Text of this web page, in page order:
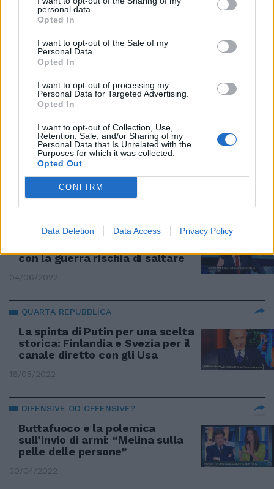
personal data.
Opted In
I want to opt-out of the Sale of my
Personal Data.
Opted In
I want to opt-out of processing my
Personal Data for Targeted Advertising.
Opted In
I want to opt-out of Collection, Use,
Retention, Sale, and/or Sharing of my
Personal Data that Is Unrelated with the
Purposes for which it was collected.
Opted Out
CONFIRM
Data Deletion Data Access Privacy Policy
STASERA ITALIA
”L’Europa è il campo di
battaglia" Buttafuoco
sull'escalation della guerra
10/10/2022
“Così la sinistra si è suicidata”.
Buttafuoco svela i segreti del
successo di Meloni
26/09/2022
"L'inutilità dell'Unione Europea".
con la guerra rischia di saltare
04/06/2022
QUARTA REPUBBLICA
La spinta di Putin per una scelta
storica: Finlandia e Svezia per il
canale diretto con gli Usa
16/05/2022
DIFENSIVE OD OFFENSIVE?
Buttafuoco e la polemica
sull’invio di armi: “Melina sulla
pelle delle persone”
30/04/2022